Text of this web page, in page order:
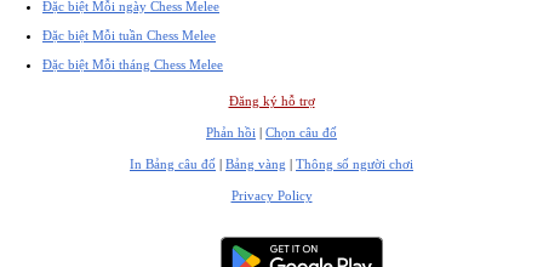
Đặc biệt Mỗi ngày Chess Melee
Đặc biệt Mỗi tuần Chess Melee
Đặc biệt Mỗi tháng Chess Melee
Đăng ký hỗ trợ
Phản hồi | Chọn câu đố
In Bảng câu đố | Bảng vàng | Thông số người chơi
Privacy Policy